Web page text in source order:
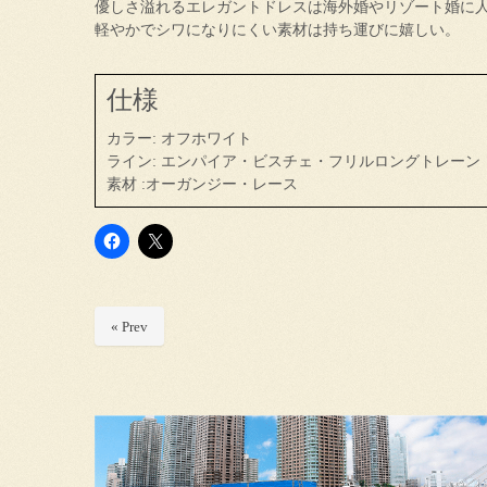
優しさ溢れるエレガントドレスは海外婚やリゾート婚に
軽やかでシワになりにくい素材は持ち運びに嬉しい。
仕様
カラー: オフホワイト
ライン: エンパイア・ビスチェ・フリルロングトレーン
素材 :オーガンジー・レース
« Prev